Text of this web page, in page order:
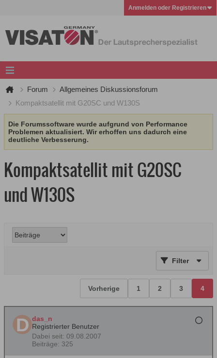
Anmelden oder Registrieren
Forum
Allgemeines Diskussionsforum
Kompaktsatellit mit G20SC und W130S
Die Forumssoftware wurde aufgrund von Performance
Problemen aktualisiert. Wir erhoffen uns dadurch eine
deutliche Verbesserung.
Kompaktsatellit mit G20SC
und W130S
Filter
Vorherige 1 2 3 4
das_n
Registrierter Benutzer
Dabei seit: 09.08.2007
Beiträge: 325